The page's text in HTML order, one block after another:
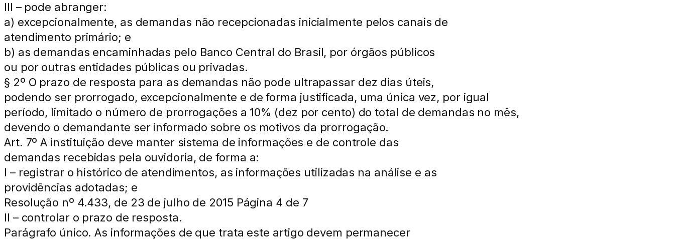
III – pode abranger:
a) excepcionalmente, as demandas não recepcionadas inicialmente pelos canais de
atendimento primário; e
b) as demandas encaminhadas pelo Banco Central do Brasil, por órgãos públicos
ou por outras entidades públicas ou privadas.
§ 2º O prazo de resposta para as demandas não pode ultrapassar dez dias úteis,
podendo ser prorrogado, excepcionalmente e de forma justificada, uma única vez, por igual
período, limitado o número de prorrogações a 10% (dez por cento) do total de demandas no mês,
devendo o demandante ser informado sobre os motivos da prorrogação.
Art. 7º A instituição deve manter sistema de informações e de controle das
demandas recebidas pela ouvidoria, de forma a:
I – registrar o histórico de atendimentos, as informações utilizadas na análise e as
providências adotadas; e
Resolução nº 4.433, de 23 de julho de 2015 Página 4 de 7
II – controlar o prazo de resposta.
Parágrafo único. As informações de que trata este artigo devem permanecer